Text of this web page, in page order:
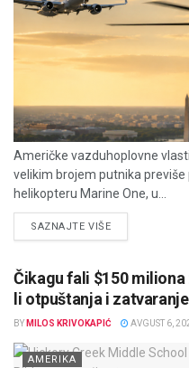
Američke vazduhoplovne
velikim brojem putnika
helikopteru Marine One, u...
SAZNAJTE VIŠEDETAILS
Čikagu fali $150
li otpuštanja i
BY MILOS KRIVOKAPIĆ AVGUST 6,
AMERIKA